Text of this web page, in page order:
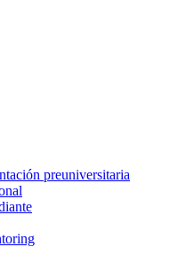
preuniversitaria